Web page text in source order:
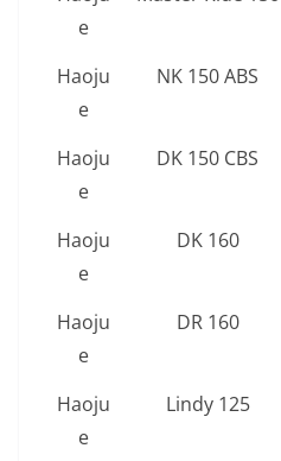
e
Haoju
e
NK 150 ABS
Haoju
e
DK 150 CBS
Haoju
e
DK 160
Haoju
e
DR 160
Haoju
e
Lindy 125